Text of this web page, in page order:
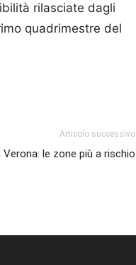
rilasciate dagli
quadrimestre del
Articolo successivo
le zone più a rischio